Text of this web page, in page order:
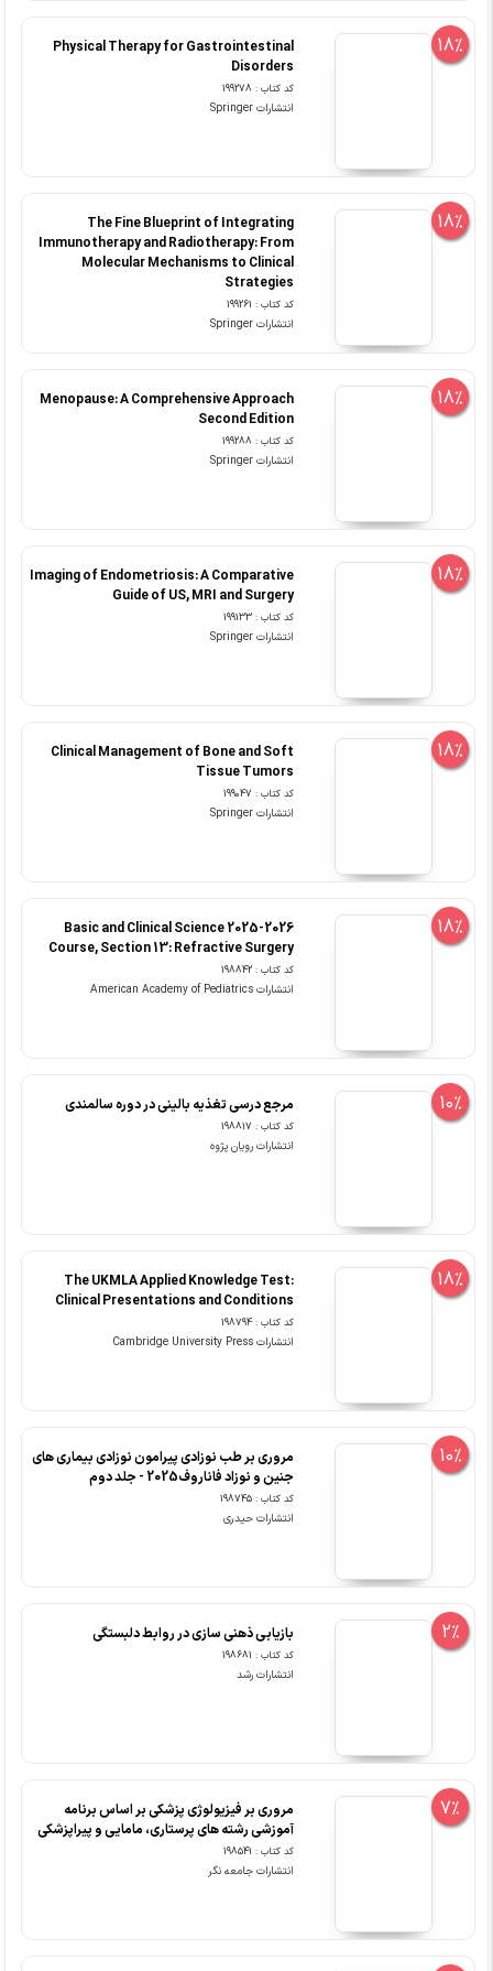
18%
Physical Therapy for Gastrointestinal
Disorders
کد کتاب : 199278
انتشارات Springer
18%
The Fine Blueprint of Integrating
Immunotherapy and Radiotherapy: From
Molecular Mechanisms to Clinical
Strategies
کد کتاب : 199261
انتشارات Springer
18%
Menopause: A Comprehensive Approach
Second Edition
کد کتاب : 199288
انتشارات Springer
18%
Imaging of Endometriosis: A Comparative
Guide of US, MRI and Surgery
کد کتاب : 199133
انتشارات Springer
18%
Clinical Management of Bone and Soft
Tissue Tumors
کد کتاب : 199047
انتشارات Springer
18%
2025-2026 Basic and Clinical Science
Course, Section 13: Refractive Surgery
کد کتاب : 198842
انتشارات American Academy of Pediatrics
10% مرجع درسی تغذیه بالینی در دوره سالمندی
کد کتاب : 198817
انتشارات رویان پژوه
18%
The UKMLA Applied Knowledge Test:
Clinical Presentations and Conditions
کد کتاب : 198794
انتشارات Cambridge University Press
10%
مروری بر طب نوزادی پیرامون نوزادی بیماری های
جنین و نوزاد فاناروف2025 - جلد دوم
کد کتاب : 198745
انتشارات حیدری
2% بازیابی ذهنی سازی در روابط دلبستگی
کد کتاب : 198681
انتشارات رشد
7%
مروری بر فیزیولوژی پزشکی بر اساس برنامه
آموزشی رشته های پرستاری، مامایی و پیراپزشکی
کد کتاب : 198541
انتشارات جامعه نگر